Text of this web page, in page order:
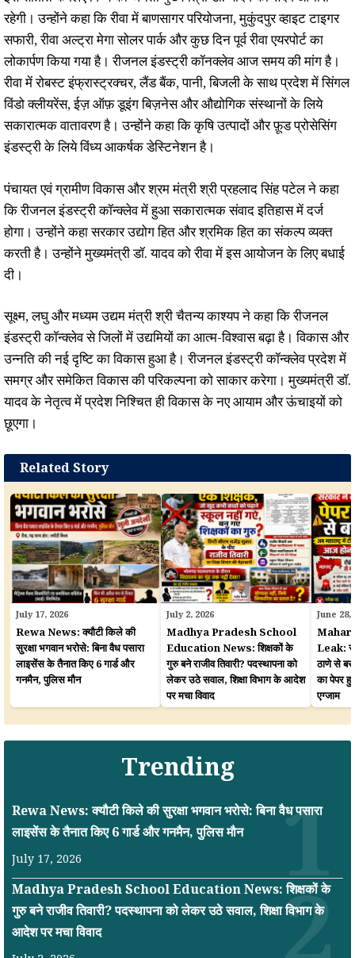
रहेगी। उन्होंने कहा कि रीवा में बाणसागर परियोजना, मुकुंदपुर व्हाइट टाइगर
सफारी, रीवा अल्ट्रा मेगा सोलर पार्क और कुछ दिन पूर्व रीवा एयरपोर्ट का
लोकार्पण किया गया है। रीजनल इंडस्ट्री कॉनक्लेव आज समय की मांग है।
रीवा में रोबस्ट इंफ्रास्ट्रक्चर, लैंड बैंक, पानी, बिजली के साथ प्रदेश में सिंगल
विंडो क्लीयरेंस, ईज़ ऑफ़ डूइंग बिज़नेस और औद्योगिक संस्थानों के लिये
सकारात्मक वातावरण है। उन्होंने कहा कि कृषि उत्पादों और फ़ूड प्रोसेसिंग
इंडस्ट्री के लिये विंध्य आकर्षक डेस्टिनेशन है।
पंचायत एवं ग्रामीण विकास और श्रम मंत्री श्री प्रहलाद सिंह पटेल ने कहा
कि रीजनल इंडस्ट्री कॉन्क्लेव में हुआ सकारात्मक संवाद इतिहास में दर्ज
होगा। उन्होंने कहा सरकार उद्योग हित और श्रमिक हित का संकल्प व्यक्त
करती है। उन्होंने मुख्यमंत्री डॉ. यादव को रीवा में इस आयोजन के लिए बधाई
दी।
सूक्ष्म, लघु और मध्यम उद्यम मंत्री श्री चैतन्य काश्यप ने कहा कि रीजनल
इंडस्ट्री कॉन्क्लेव से जिलों में उद्यमियों का आत्म-विश्वास बढ़ा है। विकास और
उन्नति की नई दृष्टि का विकास हुआ है। रीजनल इंडस्ट्री कॉन्क्लेव प्रदेश में
समग्र और समेकित विकास की परिकल्पना को साकार करेगा। मुख्यमंत्री डॉ.
यादव के नेतृत्व में प्रदेश निश्चित ही विकास के नए आयाम और ऊंचाइयों को
छूएगा।
Related Story
July 17, 2026
Rewa News: क्यौटी किले की
सुरक्षा भगवान भरोसे: बिना वैध पसारा
लाइसेंस के तैनात किए 6 गार्ड और
गनमैन, पुलिस मौन
July 2, 2026
Madhya Pradesh School
Education News: शिक्षकों के
गुरु बने राजीव तिवारी? पदस्थापना को
लेकर उठे सवाल, शिक्षा विभाग के आदेश
पर मचा विवाद
June 28,
Leak:
ठाणे से
का पेपर
एग्जाम
Trending
Rewa News: क्यौटी किले की सुरक्षा भगवान भरोसे: बिना वैध पसारा
लाइसेंस के तैनात किए 6 गार्ड और गनमैन, पुलिस मौन
July 17, 2026
Madhya Pradesh School Education News: शिक्षकों के
गुरु बने राजीव तिवारी? पदस्थापना को लेकर उठे सवाल, शिक्षा विभाग के
आदेश पर मचा विवाद